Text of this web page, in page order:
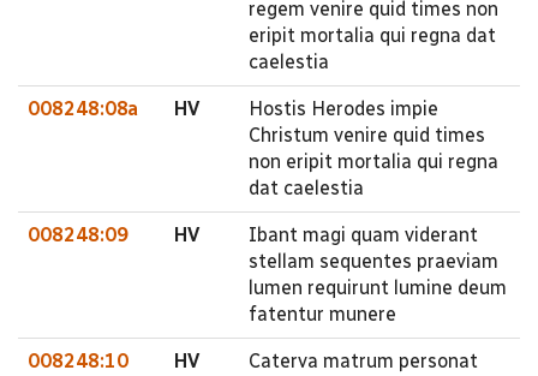
regem venire quid times non
eripit mortalia qui regna dat
caelestia
008248:08a HV
Hostis Herodes impie
Christum venire quid times
non eripit mortalia qui regna
dat caelestia
008248:09 HV
Ibant magi quam viderant
stellam sequentes praeviam
lumen requirunt lumine deum
fatentur munere
008248:10 HV Caterva matrum personat